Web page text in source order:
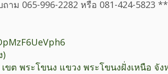
าม 065-996-2282 หรือ 081-424-5823
)
ต พระโขนง แขวง พระโขนงฝั่งเหนือ จัง